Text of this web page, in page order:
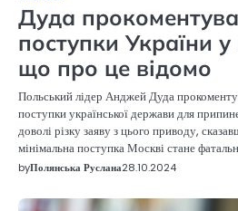
Дуда
поступки України у
що про це відомо
Польський лідер Анджей Дуда
поступки української держави для
доволі різку заяву з цього приводу,
мінімальна поступка Москві стане
byПолянська Руслана28.10.2024